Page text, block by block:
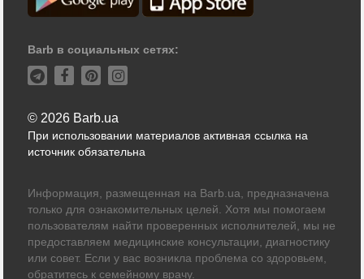
Barb в социальных сетях:
© 2026 Barb.ua
При использовании материалов активная ссылка на
источник обязательна
Информация, размещенная на Barb.ua, предназначена
только для ознакомительных целей. Хотя мы помогаем
пользователям найти проверенных исполнителей, мы не
предоставляем медицинские консультации, диагностику
или совет. Если у вас возникла проблема со здоровьем,
обратитесь к семейному врачу.